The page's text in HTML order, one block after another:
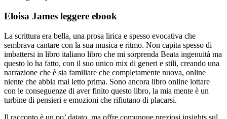
Eloisa James leggere ebook
La scrittura era bella, una prosa lirica e spesso evocativa che
sembrava cantare con la sua musica e ritmo. Non capita spesso di
imbattersi in libro italiano libro che mi sorprenda Beata ingenuità ma
questo lo ha fatto, con il suo unico mix di generi e stili, creando una
narrazione che è sia familiare che completamente nuova, online
niente che abbia mai letto prima. Sono ancora libro online lottare
con le conseguenze di aver finito questo libro, la mia mente è un
turbine di pensieri e emozioni che rifiutano di placarsi.
Il racconto è un po’ datato, ma offre comunque preziosi insights sul